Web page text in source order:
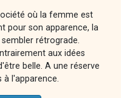
où la femme est
pour son apparence, la
rétrograde.
aux idées
belle. A une réserve
à l'apparence.